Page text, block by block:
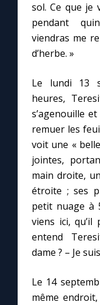
Me consacrer à
Mes intentions de
Une Minute avec
Une neuvaine
À la une
1000 Raisons de
Chapelet pour le
Faire un don
sol. Ce que je
pendant
viendras me
d’herbe. »
Le lundi 13
heures,
s’agenouille
remuer les
voit une «
jointes,
main droite,
étroite ; ses
petit nuage à
viens ici,
entend
dame ? – Je
Le 14
même